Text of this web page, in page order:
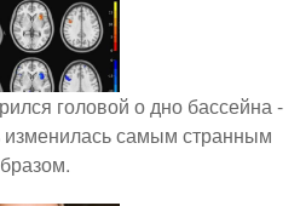
головой о дно бассейна -
изменилась самым странным